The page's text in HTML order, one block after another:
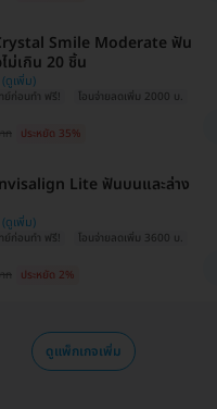
ย์ก่อนทำ ฟรี! โอนจ่ายลดเพิ่ม 2000 บ.
Smile Moderate ฟัน
ม่เกิน 20 ชิ้น
ท ประหยัด 35%
ย์ก่อนทำ ฟรี! โอนจ่ายลดเพิ่ม 3600 บ.
Lite ฟันบนและล่าง
ท ประหยัด 2%
ดูแพ็กเกจเพิ่ม